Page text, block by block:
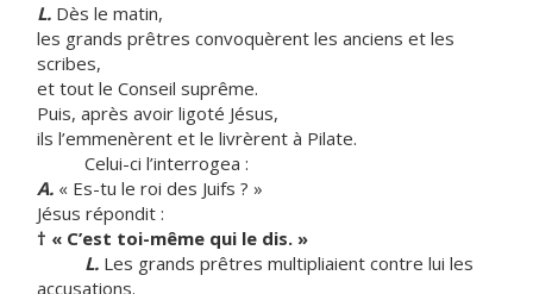
L. Dès le matin,
les grands prêtres convoquèrent les anciens et les
scribes,
et tout le Conseil suprême.
Puis, après avoir ligoté Jésus,
ils l’emmenèrent et le livrèrent à Pilate.
Celui-ci l’interrogea :
A. « Es-tu le roi des Juifs ? »
Jésus répondit :
† « C’est toi-même qui le dis. »
L. Les grands prêtres multipliaient contre lui les
accusations.